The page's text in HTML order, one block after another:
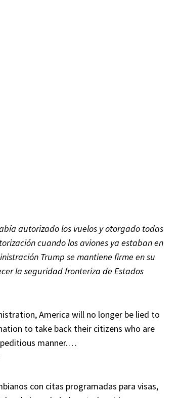
autorizado los vuelos y otorgado todas
cuando los aviones ya estaban en
Trump se mantiene firme en su
la seguridad fronteriza de Estados
America will no longer be lied to
to take back their citizens who are
manner.…
con citas programadas para visas,